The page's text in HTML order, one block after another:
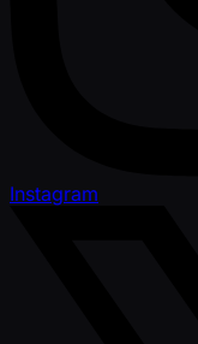
Instagram